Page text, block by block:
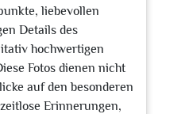
liebevollen
Details des
hochwertigen
Fotos dienen nicht
auf den besonderen
Erinnerungen,